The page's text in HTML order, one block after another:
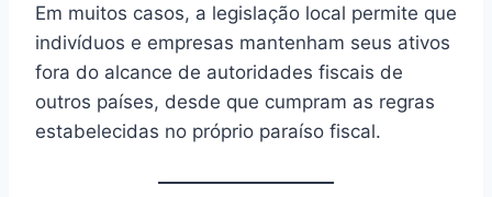
Em muitos casos, a legislação local permite que
indivíduos e empresas mantenham seus ativos
fora do alcance de autoridades fiscais de
outros países, desde que cumpram as regras
estabelecidas no próprio paraíso fiscal.